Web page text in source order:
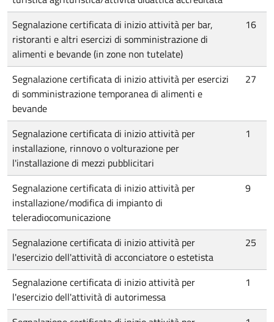
Segnalazione certificata di inizio attività per bar,
ristoranti e altri esercizi di somministrazione di
alimenti e bevande (in zone non tutelate)
16
Segnalazione certificata di inizio attività per esercizi
di somministrazione temporanea di alimenti e
bevande
27
Segnalazione certificata di inizio attività per
installazione, rinnovo o volturazione per
l'installazione di mezzi pubblicitari
1
Segnalazione certificata di inizio attività per
installazione/modifica di impianto di
teleradiocomunicazione
9
Segnalazione certificata di inizio attività per
l'esercizio dell'attività di acconciatore o estetista
25
Segnalazione certificata di inizio attività per
l'esercizio dell'attività di autorimessa
1